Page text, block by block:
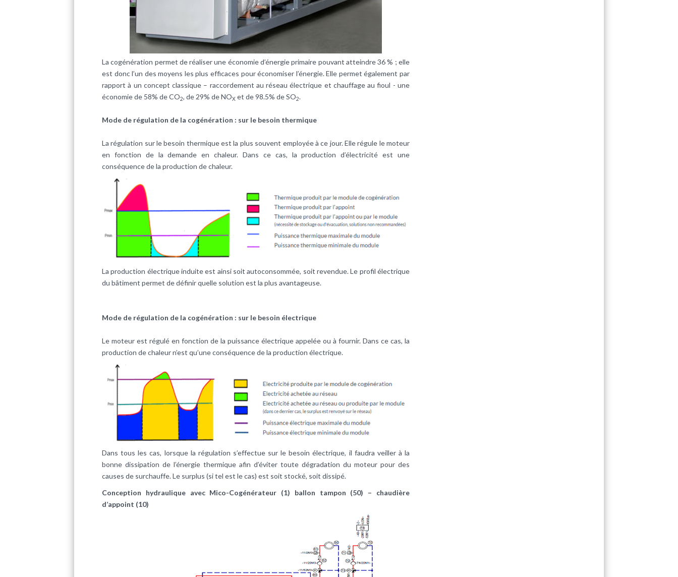
La cogénération permet de réaliser une économie d’énergie primaire pouvant atteindre 36 % ; elle
est donc l’un des moyens les plus efficaces pour économiser l’énergie. Elle permet également par
rapport à un concept classique – raccordement au réseau électrique et chauffage au fioul - une
économie de 58% de CO2, de 29% de NOX et de 98.5% de SO2.
Mode de régulation de la cogénération : sur le besoin thermique
La régulation sur le besoin thermique est la plus souvent employée à ce jour. Elle régule le moteur
en fonction de la demande en chaleur. Dans ce cas, la production d’électricité est une
conséquence de la production de chaleur.
La production électrique induite est ainsi soit autoconsommée, soit revendue. Le profil électrique
du bâtiment permet de définir quelle solution est la plus avantageuse.
Mode de régulation de la cogénération : sur le besoin électrique
Le moteur est régulé en fonction de la puissance électrique appelée ou à fournir. Dans ce cas, la
production de chaleur n’est qu’une conséquence de la production électrique.
Dans tous les cas, lorsque la régulation s’effectue sur le besoin électrique, il faudra veiller à la
bonne dissipation de l’énergie thermique afin d’éviter toute dégradation du moteur pour des
causes de surchauffe. Le surplus (si tel est le cas) est soit stocké, soit dissipé.
Conception hydraulique avec Mico-Cogénérateur (1) ballon tampon (50) – chaudière
d’appoint (10)